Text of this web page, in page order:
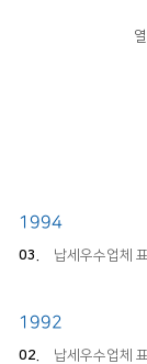
1994
03. 납세우수업체
1992
02. 납세우수업체